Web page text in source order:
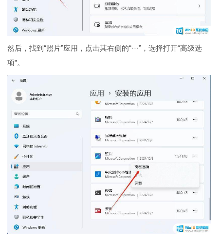
然后，找到“照片”应用，点击其右侧的“···”，选择打开“高级选
项”。